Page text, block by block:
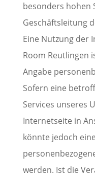
besonders hohen
Geschäftsleitung
Eine Nutzung der
Room Reutlingen
Angabe
Sofern eine
Services unseres
Internetseite in
könnte jedoch
werden. Ist die